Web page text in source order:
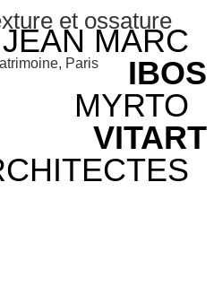
JEAN MARC
IBOS
MYRTO
VITART
et ossature
Paris